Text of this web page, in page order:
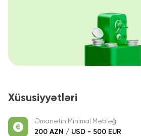
Xüsusiyyətləri
Əmanətin Minimal Məbləği
200 AZN / USD - 500 EUR